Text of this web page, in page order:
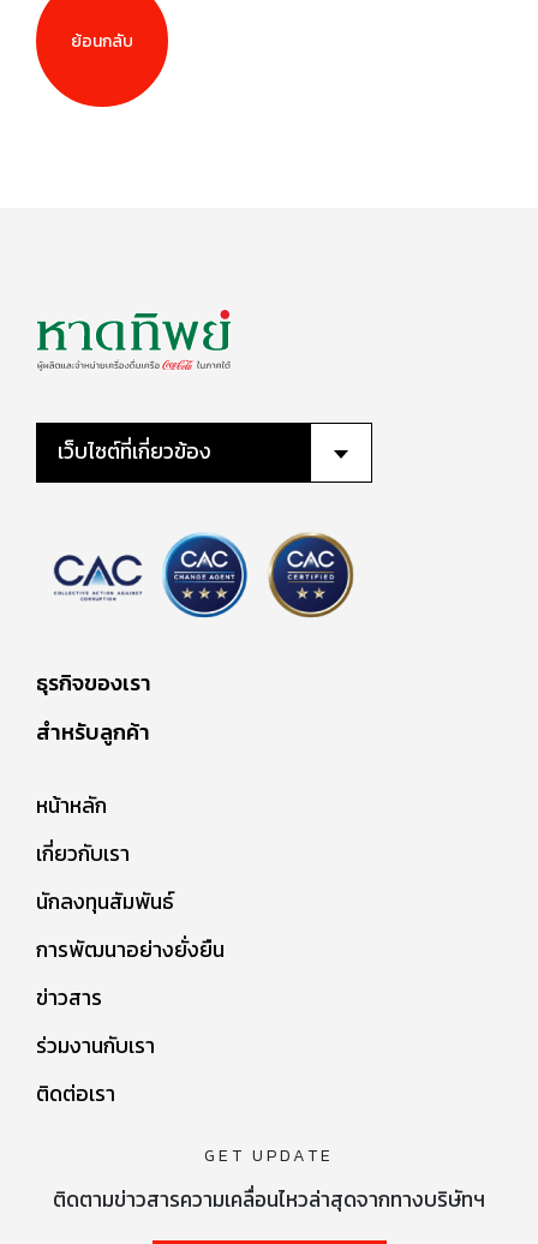
ย้อนกลับ
เว็บไซต์ที่เกี่ยวข้อง
ธุรกิจของเรา
สำหรับลูกค้า
หน้าหลัก
เกี่ยวกับเรา
นักลงทุนสัมพันธ์
การพัฒนาอย่างยั่งยืน
ข่าวสาร
ร่วมงานกับเรา
ติดต่อเรา
GET UPDATE
ติดตามข่าวสารความเคลื่อนไหวล่าสุดจากทางบริษัทฯ